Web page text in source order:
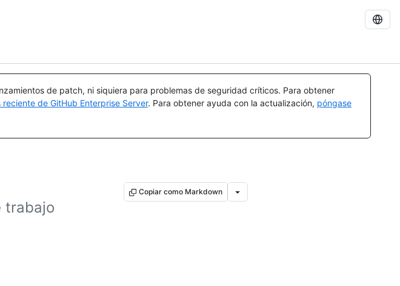
de patch, ni siquiera para problemas de seguridad críticos. Para obtener
de GitHub Enterprise Server. Para obtener ayuda con la actualización, póngase
trabajo
Copiar como Markdown